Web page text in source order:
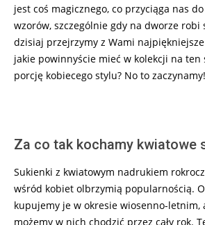
jest coś magicznego, co przyciąga nas
wzorów, szczególnie gdy na dworze robi
dzisiaj przejrzymy z Wami najpiękniejsze
jakie powinnyście mieć w kolekcji na ten
porcję kobiecego stylu? No to zaczynamy!
Za co tak kochamy kwiatowe
Sukienki z kwiatowym nadrukiem
wśród kobiet olbrzymią popularnością.
kupujemy je w okresie wiosenno-letnim,
możemy w nich chodzić przez cały rok.